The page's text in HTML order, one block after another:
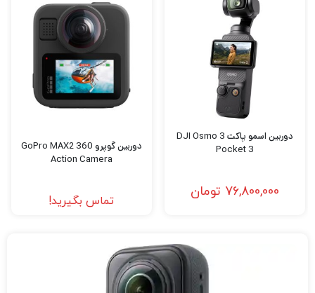
دوربین اسمو پاکت 3 DJI Osmo
Pocket 3
76,800,000 تومان
دوربین گوپرو GoPro MAX2 360
Action Camera
تماس بگیرید!